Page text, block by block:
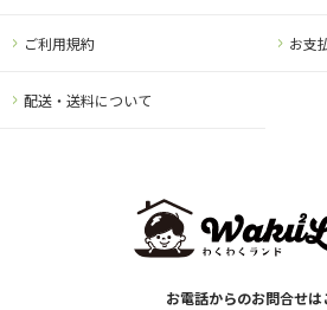
お電話からのお問合せは
ご利用規約 お支
配送・送料について